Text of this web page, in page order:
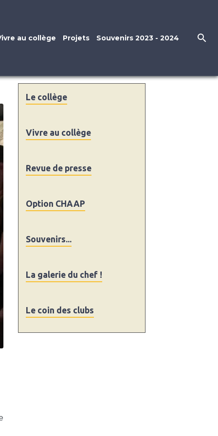
au collège Projets Souvenirs 2023 - 2024
Le collège
Vivre au collège
Revue de presse
Option CHAAP
Souvenirs...
La galerie du chef !
Le coin des clubs